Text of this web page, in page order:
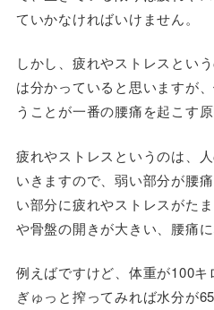
ていかなければいけません。
しかし、疲れやストレスとい
は分かっていると思いますが
うことが一番の腰痛を起こす原
疲れやストレスというのは、
いきますので、弱い部分が腰
い部分に疲れやストレスがた
や骨盤の開きが大きい、腰痛
例えばですけど、体重が100
ぎゅっと搾ってみれば水分が